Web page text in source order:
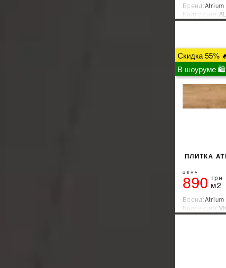
Бренд:Atrium
Коллекция:
Страна-
Скидка 55%
В шоуруме 🛍
ПЛИТКА
ЦЕНА
890 грн
м2
Бренд:Atrium
Коллекция:
Страна-